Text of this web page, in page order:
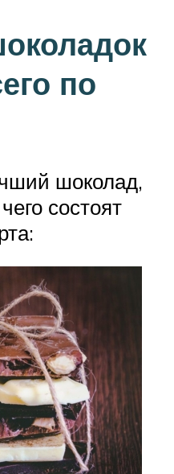
по
шоколад,
состоят